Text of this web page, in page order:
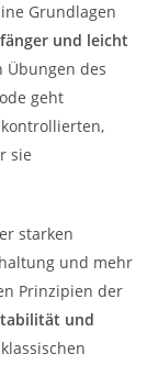
Grundlagen
und leicht
des
geht
sie
starken
und mehr
Prinzipien der
und